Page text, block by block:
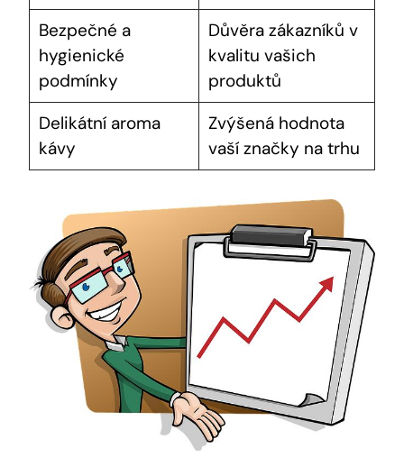
Bezpečné a
hygienické
podmínky
Důvěra zákazníků v
kvalitu vašich
produktů
Delikátní aroma
kávy
Zvýšená hodnota
vaší značky na trhu